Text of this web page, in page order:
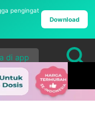
pengingat
Download
di app